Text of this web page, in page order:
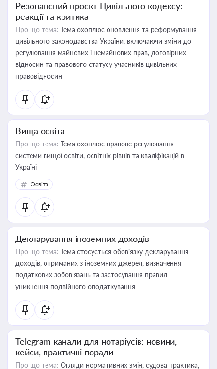
Резонансний проєкт Цивільного кодексу:
реакції та критика
Про що тема: Тема охоплює оновлення та реформування
цивільного законодавства України, включаючи зміни до
регулювання майнових і немайнових прав, договірних
відносин та правового статусу учасників цивільних
правовідносин
Вища освіта
Про що тема: Тема охоплює правове регулювання
системи вищої освіти, освітніх рівнів та кваліфікацій в
Україні
Освіта
Декларування іноземних доходів
Про що тема: Тема стосується обов’язку декларування
доходів, отриманих з іноземних джерел, визначення
податкових зобов’язань та застосування правил
уникнення подвійного оподаткування
Telegram канали для нотаріусів: новини,
кейси, практичні поради
Про що тема: Огляди нормативних змін, судова практика,